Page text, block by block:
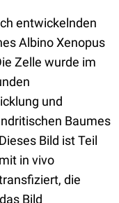
entwickelnden
Albino Xenopus
Zelle wurde im
und
Baumes
Bild ist Teil
in vivo
die
Bild